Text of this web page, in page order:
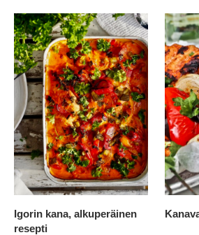
Igorin kana, alkuperäinen
resepti